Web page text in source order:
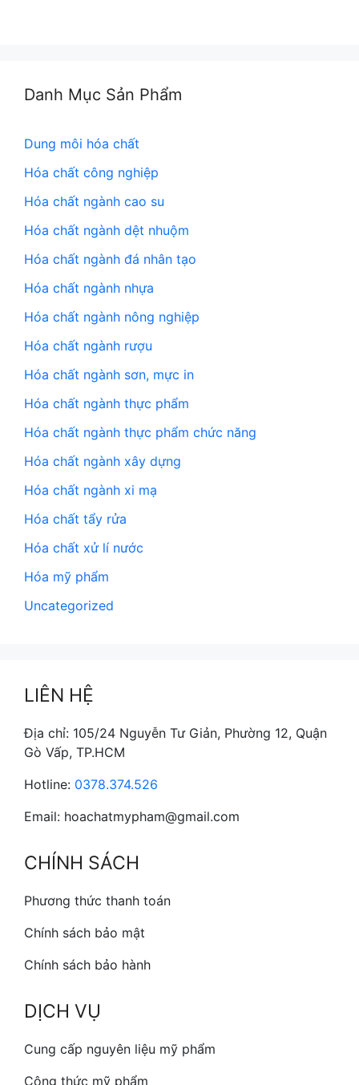
Danh Mục Sản Phẩm
Dung môi hóa chất
Hóa chất công nghiệp
Hóa chất ngành cao su
Hóa chất ngành dệt nhuộm
Hóa chất ngành đá nhân tạo
Hóa chất ngành nhựa
Hóa chất ngành nông nghiệp
Hóa chất ngành rượu
Hóa chất ngành sơn, mực in
Hóa chất ngành thực phẩm
Hóa chất ngành thực phẩm chức năng
Hóa chất ngành xây dựng
Hóa chất ngành xi mạ
Hóa chất tẩy rửa
Hóa chất xử lí nước
Hóa mỹ phẩm
Uncategorized
LIÊN HỆ
Địa chỉ: 105/24 Nguyễn Tư Giản, Phường 12, Quận
Gò Vấp, TP.HCM
Hotline: 0378.374.526
Email: hoachatmypham@gmail.com
CHÍNH SÁCH
Phương thức thanh toán
Chính sách bảo mật
Chính sách bảo hành
DỊCH VỤ
Cung cấp nguyên liệu mỹ phẩm
Công thức mỹ phẩm